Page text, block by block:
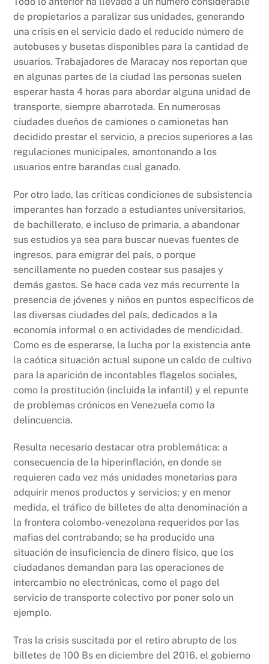
de propietarios a paralizar sus unidades, generando
una crisis en el servicio dado el reducido número de
autobuses y busetas disponibles para la cantidad de
usuarios. Trabajadores de Maracay nos reportan que
en algunas partes de la ciudad las personas suelen
esperar hasta 4 horas para abordar alguna unidad de
transporte, siempre abarrotada. En numerosas
ciudades dueños de camiones o camionetas han
decidido prestar el servicio, a precios superiores a las
regulaciones municipales, amontonando a los
usuarios entre barandas cual ganado.
Por otro lado, las críticas condiciones de subsistencia
imperantes han forzado a estudiantes universitarios,
de bachillerato, e incluso de primaria, a abandonar
sus estudios ya sea para buscar nuevas fuentes de
ingresos, para emigrar del país, o porque
sencillamente no pueden costear sus pasajes y
demás gastos. Se hace cada vez más recurrente la
presencia de jóvenes y niños en puntos específicos de
las diversas ciudades del país, dedicados a la
economía informal o en actividades de mendicidad.
Como es de esperarse, la lucha por la existencia ante
la caótica situación actual supone un caldo de cultivo
para la aparición de incontables flagelos sociales,
como la prostitución (incluida la infantil) y el repunte
de problemas crónicos en Venezuela como la
delincuencia.
Resulta necesario destacar otra problemática: a
consecuencia de la hiperinflación, en donde se
requieren cada vez más unidades monetarias para
adquirir menos productos y servicios; y en menor
medida, el tráfico de billetes de alta denominación a
la frontera colombo-venezolana requeridos por las
mafias del contrabando; se ha producido una
situación de insuficiencia de dinero físico, que los
ciudadanos demandan para las operaciones de
intercambio no electrónicas, como el pago del
servicio de transporte colectivo por poner solo un
ejemplo.
Tras la crisis suscitada por el retiro abrupto de los
billetes de 100 Bs en diciembre del 2016, el gobierno